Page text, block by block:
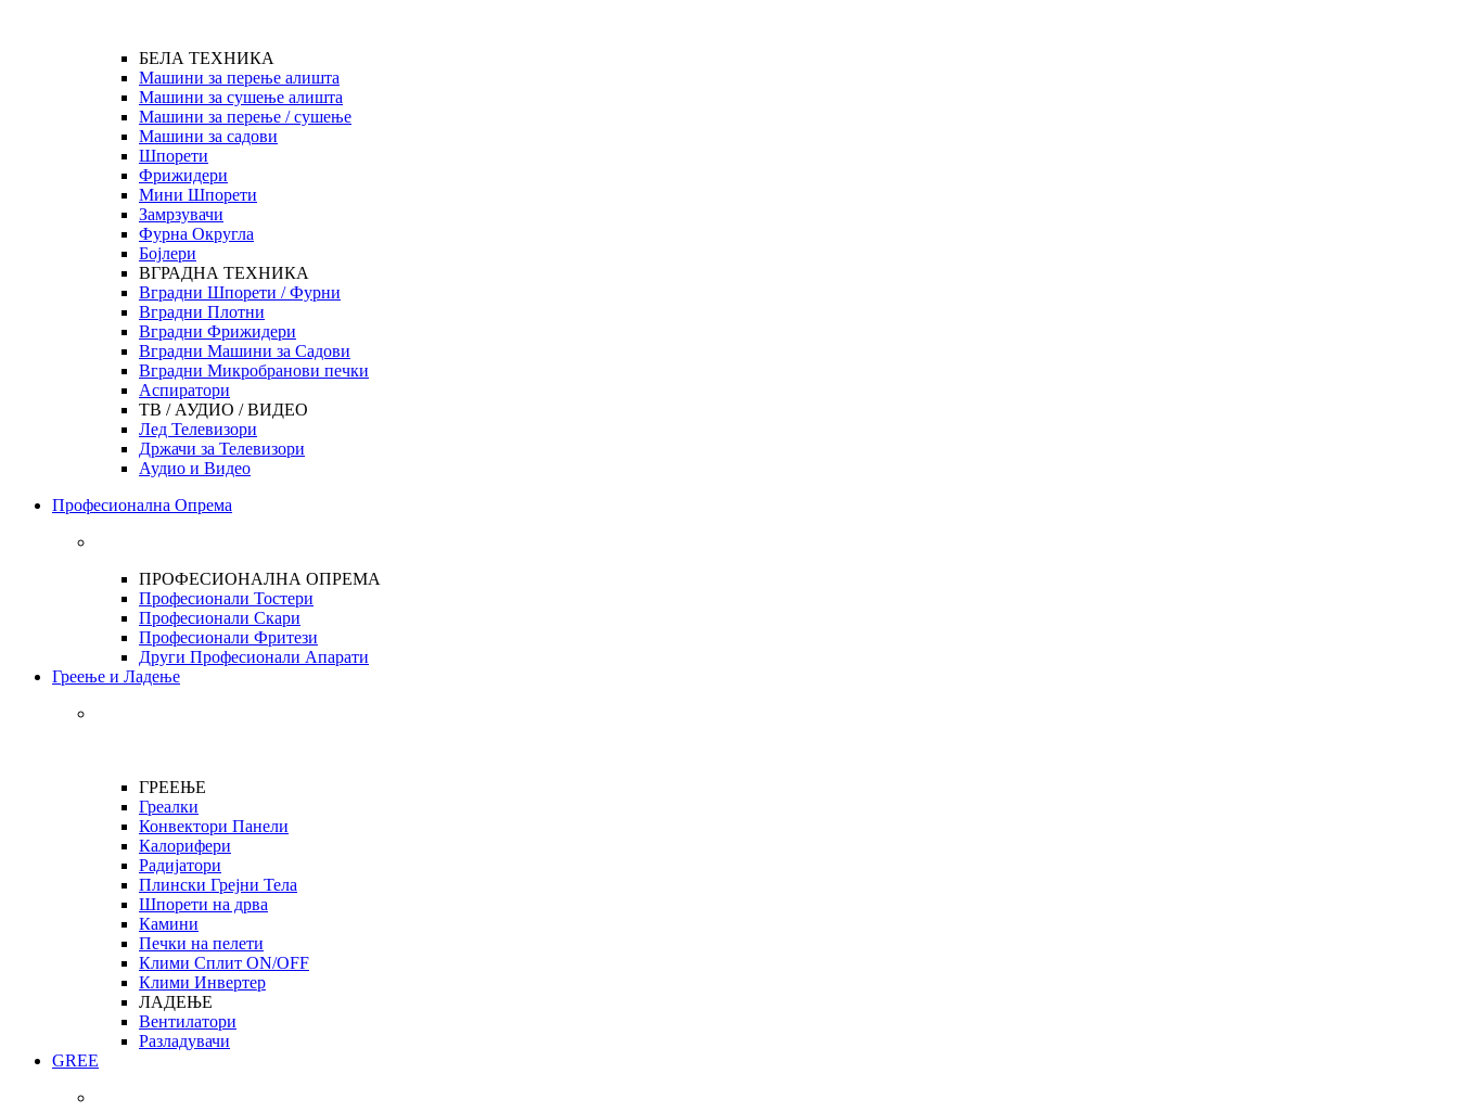
БЕЛА ТЕХНИКА
Машини за перење алишта
Машини за сушење алишта
Машини за перење / сушење
Машини за садови
Шпорети
Фрижидери
Мини Шпорети
Замрзувачи
Фурна Округла
Бојлери
ВГРАДНА ТЕХНИКА
Вградни Шпорети / Фурни
Вградни Плотни
Вградни Фрижидери
Вградни Машини за Садови
Вградни Микробранови печки
Аспиратори
ТВ / АУДИО / ВИДЕО
Лед Телевизори
Држачи за Телевизори
Аудио и Видео
Професионална Опрема
ПРОФЕСИОНАЛНА ОПРЕМА
Професионали Тостери
Професионали Скари
Професионали Фритези
Други Професионали Апарати
Греење и Ладење
ГРЕЕЊЕ
Греалки
Конвектори Панели
Калорифери
Радијатори
Плински Грејни Тела
Шпорети на дрва
Камини
Печки на пелети
Клими Сплит ON/OFF
Клими Инвертер
ЛАДЕЊЕ
Вентилатори
Разладувачи
GREE